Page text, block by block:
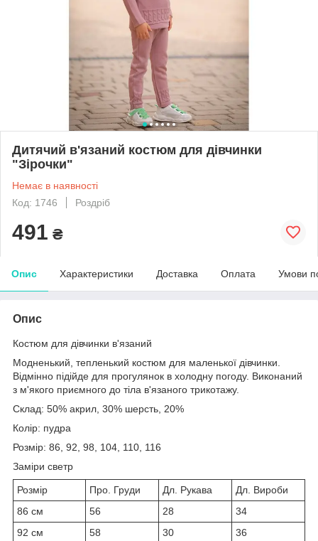
Дитячий в'язаний костюм для дівчинки
"Зірочки"
Немає в наявності
Код: 1746
Роздріб
491 ₴
Опис Характеристики Доставка Оплата Умови
Опис
Костюм для дівчинки в'язаний
Модненький, тепленький костюм для маленької дівчинки.
Відмінно підійде для прогулянок в холодну погоду. Виконаний
з м'якого приємного до тіла в'язаного трикотажу.
Склад: 50% акрил, 30% шерсть, 20%
Колір: пудра
Розмір: 86, 92, 98, 104, 110, 116
Заміри светр
Розмір Про. Груди Дл. Рукава
Дл. Вироби
86 см
56 28
34
92 см
58 30
36